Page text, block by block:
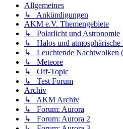
Allgemeines
↳ Ankündigungen
AKM e.V. Themengebiete
↳ Polarlicht und Astronomie
↳ Halos und atmosphärische
↳ Leuchtende Nachtwolken
↳ Meteore
↳ Off-Topic
↳ Test Forum
Archiv
↳ AKM Archiv
↳ Forum: Aurora
↳ Forum: Aurora 2